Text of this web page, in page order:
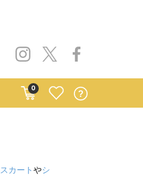
0
スカートやシ